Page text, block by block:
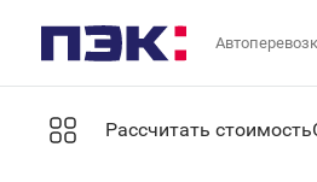
Рассчитать стоимость